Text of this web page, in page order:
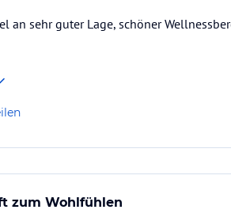
an sehr guter Lage, schöner
zum Wohlfühlen